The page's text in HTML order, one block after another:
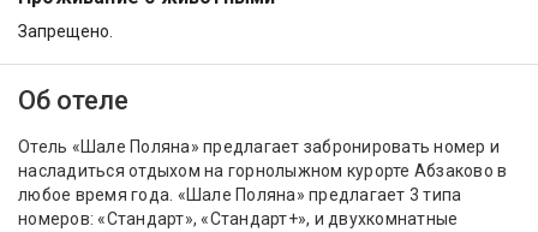
Запрещено.
Об отеле
Отель «Шале Поляна» предлагает забронировать номер и
насладиться отдыхом на горнолыжном курорте Абзаково в
любое время года. «Шале Поляна» предлагает 3 типа
номеров: «Стандарт», «Стандарт+», и двухкомнатные